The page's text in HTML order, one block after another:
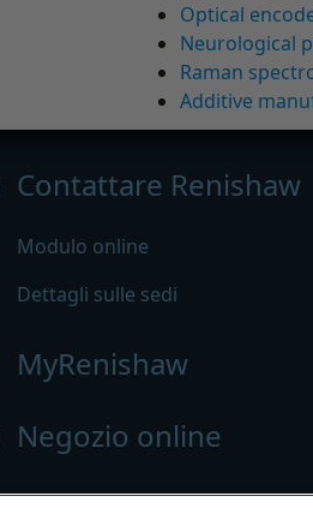
Optical
Neurological
Raman
Additive
Contattare Renishaw
Modulo online
Dettagli sulle sedi
MyRenishaw
Negozio online